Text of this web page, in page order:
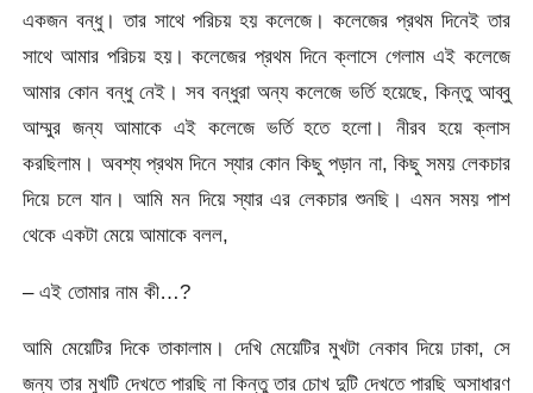
একজন বন্ধু। তার সাথে পরিচয় হয় কলেজে। কলেজের প্রথম দিনেই তার
সাথে আমার পরিচয় হয়। কলেজের প্রথম দিনে ক্লাসে গেলাম এই কলেজে
আমার কোন বন্ধু নেই। সব বন্ধুরা অন্য কলেজে ভর্তি হয়েছে, কিন্তু আব্বু
আম্মুর জন্য আমাকে এই কলেজে ভর্তি হতে হলো। নীরব হয়ে ক্লাস
করছিলাম। অবশ্য প্রথম দিনে স্যার কোন কিছু পড়ান না, কিছু সময় লেকচার
দিয়ে চলে যান। আমি মন দিয়ে স্যার এর লেকচার শুনছি। এমন সময় পাশ
থেকে একটা মেয়ে আমাকে বলল,
– এই তোমার নাম কী…?
আমি মেয়েটির দিকে তাকালাম। দেখি মেয়েটির মুখটা নেকাব দিয়ে ঢাকা, সে
জন্য তার মুখটি দেখতে পারছি না কিন্তু তার চোখ দুটি দেখতে পারছি অসাধারণ